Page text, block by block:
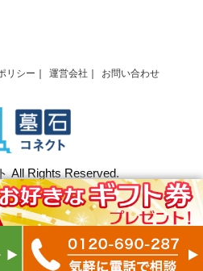
リシー 運営会社 お問い合わせ
All Rights Reserved.